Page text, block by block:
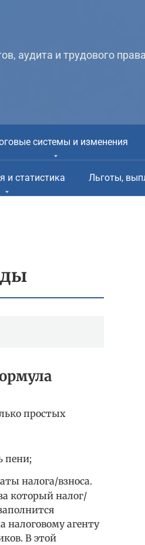
аудита и трудового права
системы и изменения
и статистика Льготы,
простых
пени;
налога/взноса.
который налог/
налоговому агенту
В этой